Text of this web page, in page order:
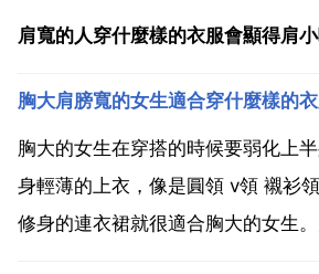
肩寬的人穿什麼樣的衣服會顯得肩小
胸大肩膀寬的女生適合穿什麼樣的衣
胸大的女生在穿搭的時候要弱化上
身輕薄的上衣，像是圓領 v領 襯衫
修身的連衣裙就很適合胸大的女生